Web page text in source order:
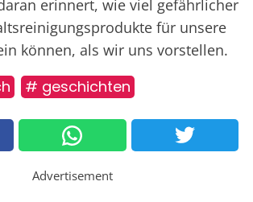
erinnert, wie viel gefährlicher
für unsere
können, als wir uns vorstellen.
# geschichten
Advertisement